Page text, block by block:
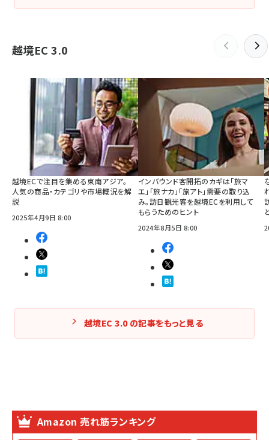
越境EC 3.0
越境ECで注目を集める東南アジア。
人気の商品・カテゴリや市場概況を解
説
2025年4月9日 8:00
インバウンド客開拓のカギは「旅マ
エ」「旅ナカ」「旅アト」需要の取り込
み。訪日観光客を越境ECを利用して
もらうためのヒント
2024年8月5日 8:00
越境EC 3.0 の記事をもっと見る
Amazon 売れ筋ランキング